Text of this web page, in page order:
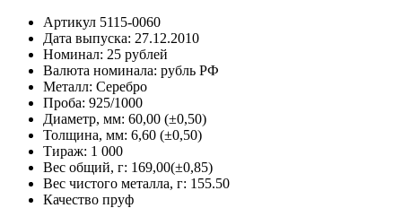
Артикул 5115-0060
Дата выпуска: 27.12.2010
Номинал: 25 рублей
Валюта номинала: рубль РФ
Металл: Серебро
Проба: 925/1000
Диаметр, мм: 60,00 (±0,50)
Толщина, мм: 6,60 (±0,50)
Тираж: 1 000
Вес общий, г: 169,00(±0,85)
Вес чистого металла, г: 155.50
Качество пруф